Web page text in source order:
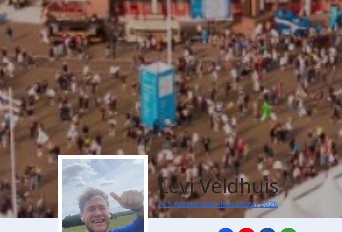
Levi Veldhuis
TCS Amsterdam Marathon 2026